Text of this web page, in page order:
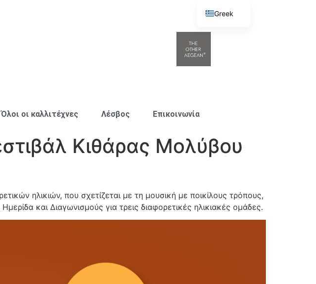
Όλοι οι καλλιτέχνες Λέσβος Επικοινωνία
Κιθάρας Μολύβου
ηλικιών, που σχετίζεται με τη μουσική με ποικίλους τρόπους,
και Διαγωνισμούς για τρεις διαφορετικές ηλικιακές ομάδες.
Greek